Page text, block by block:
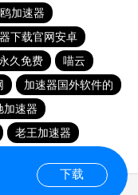
加速器
下载官网安卓
久免费
喵云
加速器国外软件的
加速器
老王加速器
下载